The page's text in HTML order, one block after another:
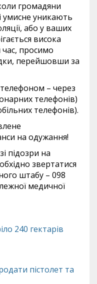
громадяни
умисне уникають
або у ваших
висока
просимо
перейшовши за
– через
телефонів)
телефонів).
на одужання!
підозри на
звертатися
штабу – 098
медичної
240 гектарів
пістолет та